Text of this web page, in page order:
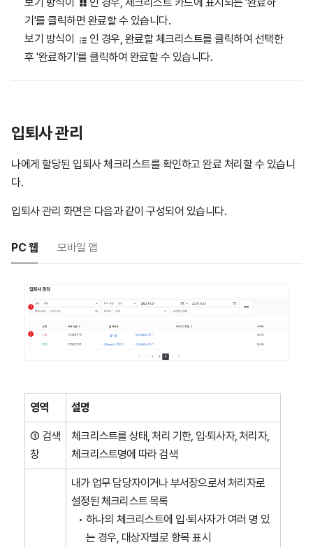
기'를 클릭하면 완료할 수 있습니다.
보기 방식이
인 경우, 완료할 체크리스트를 클릭하여 선택한
후 '완료하기'를 클릭하여 완료할 수 있습니다.
입퇴사 관리
나에게 할당된 입퇴사 체크리스트를 확인하고 완료 처리할 수 있습니
다.
입퇴사 관리 화면은 다음과 같이 구성되어 있습니다.
PC 웹 모바일 앱
영역 설명
① 검색
창
체크리스트를 상태, 처리 기한, 입·퇴사자, 처리자,
체크리스트명에 따라 검색
내가 업무 담당자이거나 부서장으로서 처리자로
설정된 체크리스트 목록
하나의 체크리스트에 입·퇴사자가 여러 명 있
는 경우, 대상자별로 항목 표시